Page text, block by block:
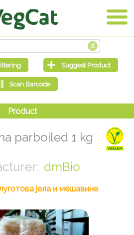
parboiled 1 kg
dmBio
јела и мешавине